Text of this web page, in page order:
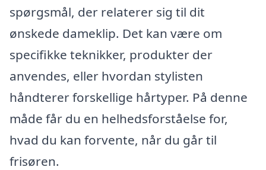
spørgsmål, der relaterer sig til dit
ønskede dameklip. Det kan være om
specifikke teknikker, produkter der
anvendes, eller hvordan stylisten
håndterer forskellige hårtyper. På denne
måde får du en helhedsforståelse for,
hvad du kan forvente, når du går til
frisøren.